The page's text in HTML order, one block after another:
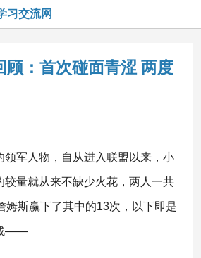
习交流网
顾：首次碰面青涩 两度
领军人物，自从进入联盟以来，小
较量就从来不缺少火花，两人一共
姆斯赢下了其中的13次，以下即是
——